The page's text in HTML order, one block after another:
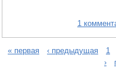
1
« первая ‹ предыдущая 1
›